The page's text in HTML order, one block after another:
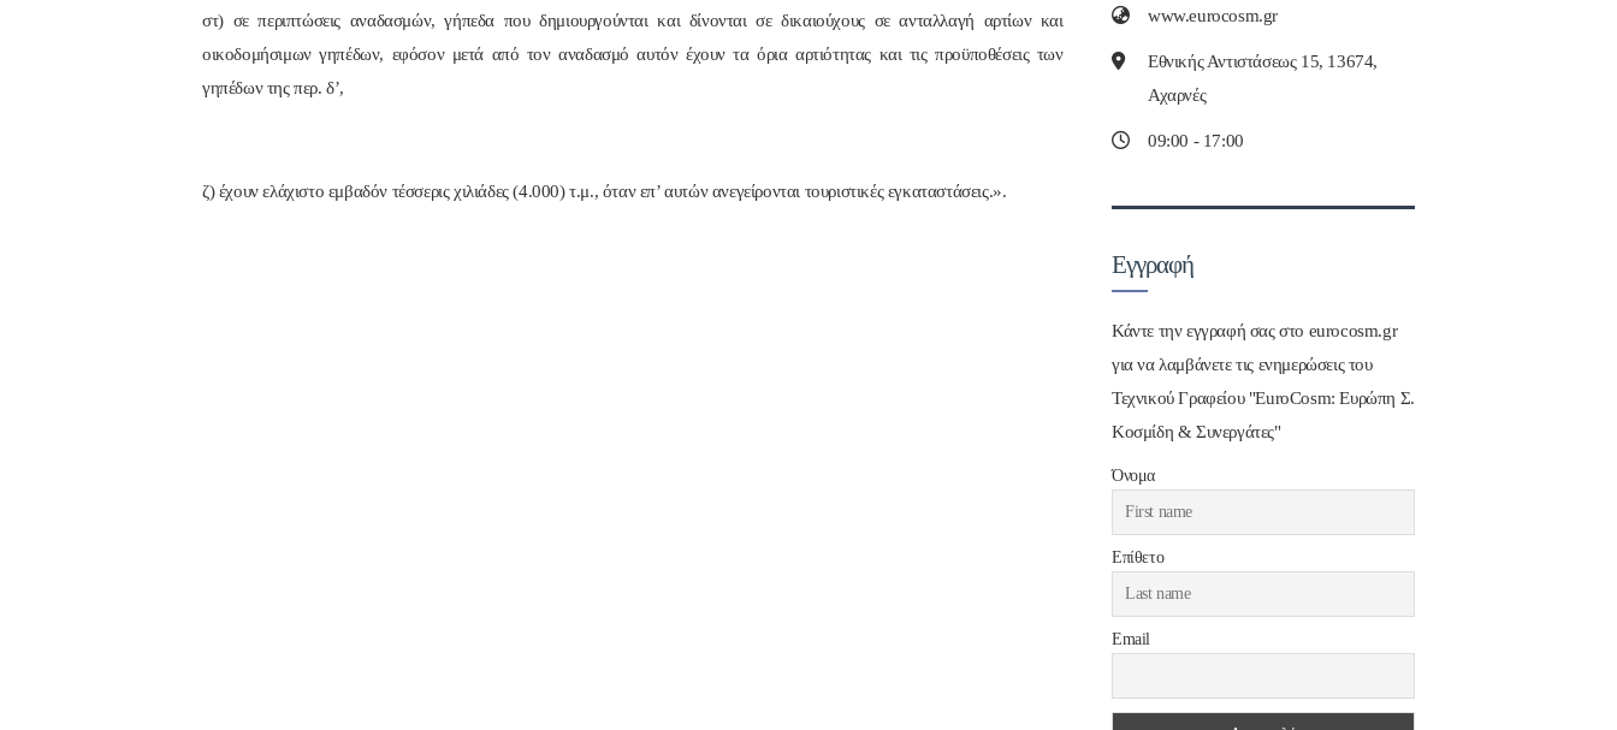
στ) σε περιπτώσεις αναδασμών, γήπεδα που δημιουργούνται και δίνονται σε δικαιούχους σε ανταλλαγή αρτίων και
οικοδομήσιμων γηπέδων, εφόσον μετά από τον αναδασμό αυτόν έχουν τα όρια αρτιότητας και τις προϋποθέσεις των
γηπέδων της περ. δ’,
ζ) έχουν ελάχιστο εμβαδόν τέσσερις χιλιάδες (4.000) τ.μ., όταν επ’ αυτών ανεγείρονται τουριστικές εγκαταστάσεις.».
www.eurocosm.gr
Εθνικής Αντιστάσεως 15, 13674,
Αχαρνές
09:00 - 17:00
Εγγραφή
Κάντε την εγγραφή σας στο eurocosm.gr
για να λαμβάνετε τις ενημερώσεις του
Τεχνικού Γραφείου "EuroCosm: Ευρώπη Σ.
Κοσμίδη & Συνεργάτες"
Όνομα
Επίθετο
Email